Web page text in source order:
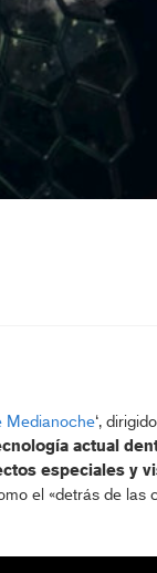
Medianoche‘,
actual
especiales y
el «detrás de las